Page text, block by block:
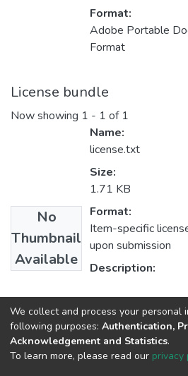
Format:
Adobe Portable
Format
License bundle
Now showing 1 - 1 of 1
No
Thumbnail
Available
Name:
license.txt
Size:
1.71 KB
Format:
Item-specific
upon submission
Description:
Collections
Articles
We collect and process your personal
following purposes: Authentication,
Acknowledgement and Statistics.
To learn more, please read our privacy